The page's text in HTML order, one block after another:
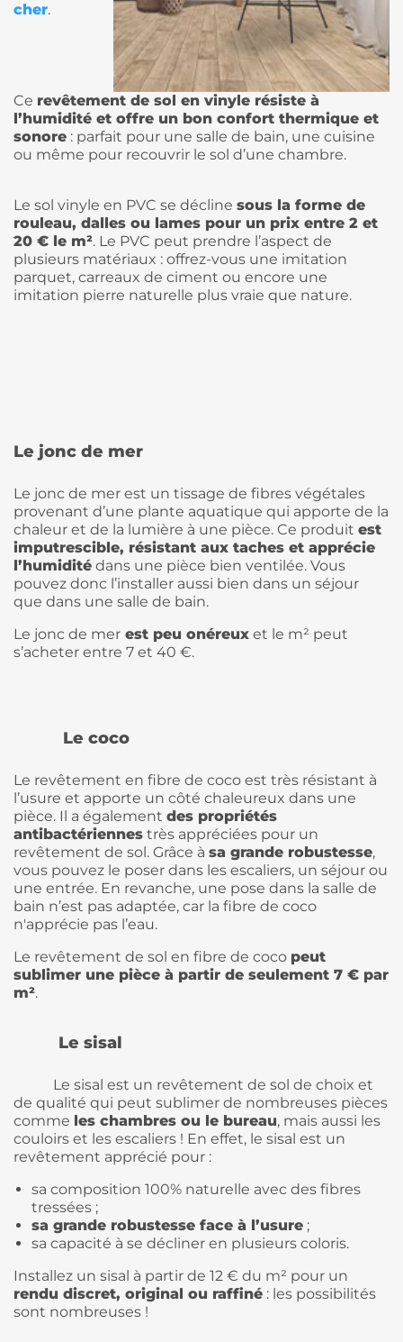
cher.
Ce revêtement de sol en vinyle résiste à
l’humidité et offre un bon confort thermique et
sonore : parfait pour une salle de bain, une cuisine
ou même pour recouvrir le sol d’une chambre.
Le sol vinyle en PVC se décline sous la forme de
rouleau, dalles ou lames pour un prix entre 2 et
20 € le m². Le PVC peut prendre l’aspect de
plusieurs matériaux : offrez-vous une imitation
parquet, carreaux de ciment ou encore une
imitation pierre naturelle plus vraie que nature.
Le jonc de mer
Le jonc de mer est un tissage de fibres végétales
provenant d’une plante aquatique qui apporte de la
chaleur et de la lumière à une pièce. Ce produit est
imputrescible, résistant aux taches et apprécie
l’humidité dans une pièce bien ventilée. Vous
pouvez donc l’installer aussi bien dans un séjour
que dans une salle de bain.
Le jonc de mer est peu onéreux et le m² peut
s’acheter entre 7 et 40 €.
Le coco
Le revêtement en fibre de coco est très résistant à
l’usure et apporte un côté chaleureux dans une
pièce. Il a également des propriétés
antibactériennes très appréciées pour un
revêtement de sol. Grâce à sa grande robustesse,
vous pouvez le poser dans les escaliers, un séjour ou
une entrée. En revanche, une pose dans la salle de
bain n’est pas adaptée, car la fibre de coco
n'apprécie pas l’eau.
Le revêtement de sol en fibre de coco peut
sublimer une pièce à partir de seulement 7 € par
m².
Le sisal
Le sisal est un revêtement de sol de choix et
de qualité qui peut sublimer de nombreuses pièces
comme les chambres ou le bureau, mais aussi les
couloirs et les escaliers ! En effet, le sisal est un
revêtement apprécié pour :
sa composition 100% naturelle avec des fibres
tressées ;
sa grande robustesse face à l’usure ;
sa capacité à se décliner en plusieurs coloris.
Installez un sisal à partir de 12 € du m² pour un
rendu discret, original ou raffiné : les possibilités
sont nombreuses !